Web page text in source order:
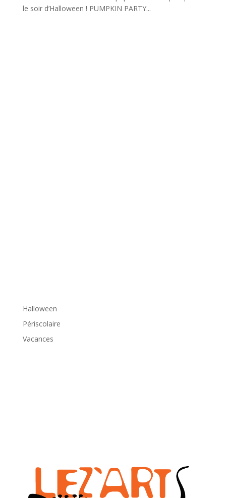
le soir d’Halloween ! PUMPKIN PARTY...
Halloween
Périscolaire
Vacances